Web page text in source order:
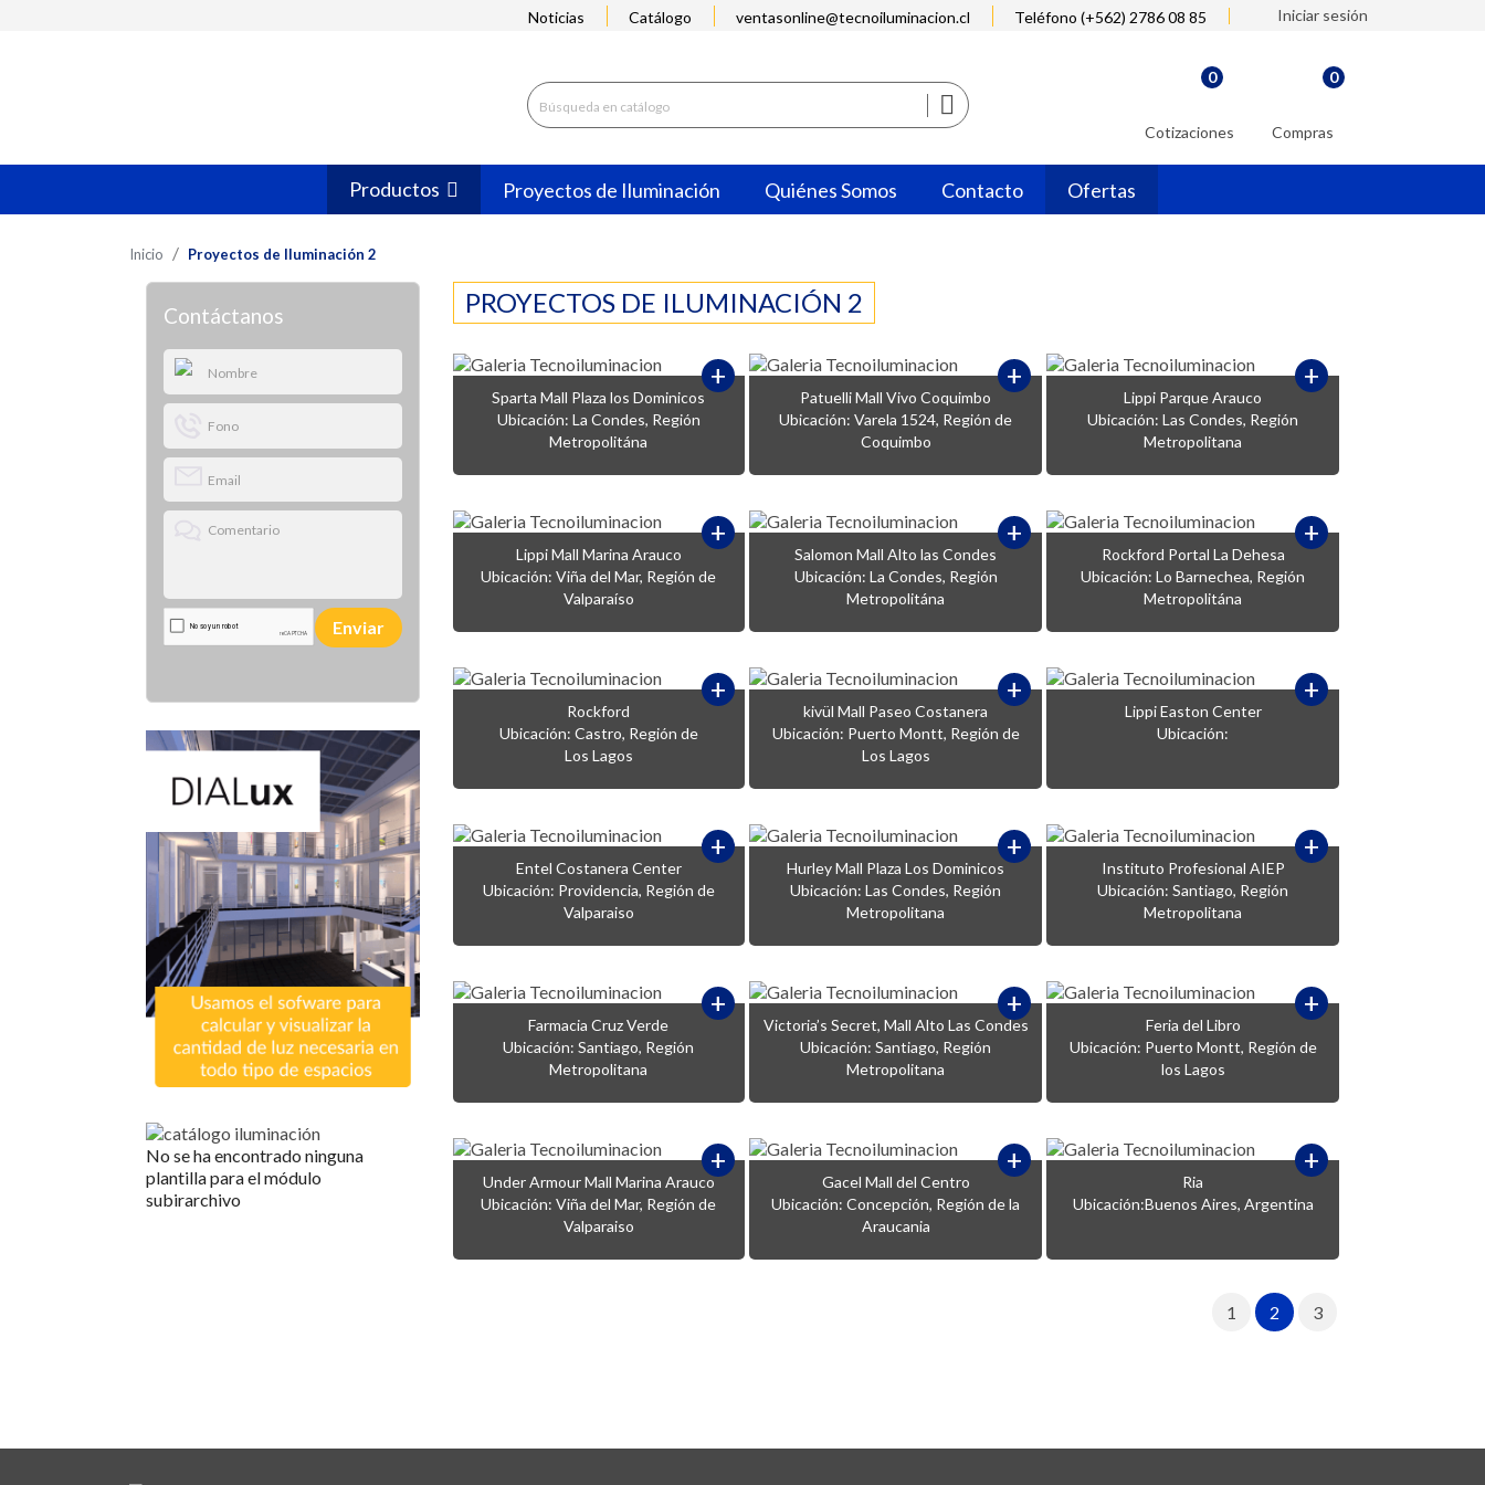
Noticias Catálogo ventasonline@tecnoiluminacion.cl Teléfono (+562) 2786 08 85 Iniciar sesión

Cotizaciones
0
Compras
0
Productos Proyectos de Iluminación Quiénes Somos Contacto Ofertas
Inicio Proyectos de Iluminación 2
Contáctanos
Enviar
No se ha encontrado ninguna
plantilla para el módulo
subirarchivo
PROYECTOS DE ILUMINACIÓN 2
Sparta Mall Plaza los Dominicos
Ubicación: La Condes, Región
Metropolitána
+
Patuelli Mall Vivo Coquimbo
Ubicación: Varela 1524, Región de
Coquimbo
+
Lippi Parque Arauco
Ubicación: Las Condes, Región
Metropolitana
+
Lippi Mall Marina Arauco
Ubicación: Viña del Mar, Región de
Valparaíso
+
Salomon Mall Alto las Condes
Ubicación: La Condes, Región
Metropolitána
+
Rockford Portal La Dehesa
Ubicación: Lo Barnechea, Región
Metropolitána
+
Rockford
Ubicación: Castro, Región de
Los Lagos
+
kivül Mall Paseo Costanera
Ubicación: Puerto Montt, Región de
Los Lagos
+
Lippi Easton Center
Ubicación:
+
Entel Costanera Center
Ubicación: Providencia, Región de
Valparaiso
+
Hurley Mall Plaza Los Dominicos
Ubicación: Las Condes, Región
Metropolitana
+
Instituto Profesional AIEP
Ubicación: Santiago, Región
Metropolitana
+
Farmacia Cruz Verde
Ubicación: Santiago, Región
Metropolitana
+
Victoria’s Secret, Mall Alto Las Condes
Ubicación: Santiago, Región
Metropolitana
+
Feria del Libro
Ubicación: Puerto Montt, Región de
los Lagos
+
Under Armour Mall Marina Arauco
Ubicación: Viña del Mar, Región de
Valparaiso
+
Gacel Mall del Centro
Ubicación: Concepción, Región de la
Araucania
+
Ria
Ubicación:Buenos Aires, Argentina
+
1 2 3